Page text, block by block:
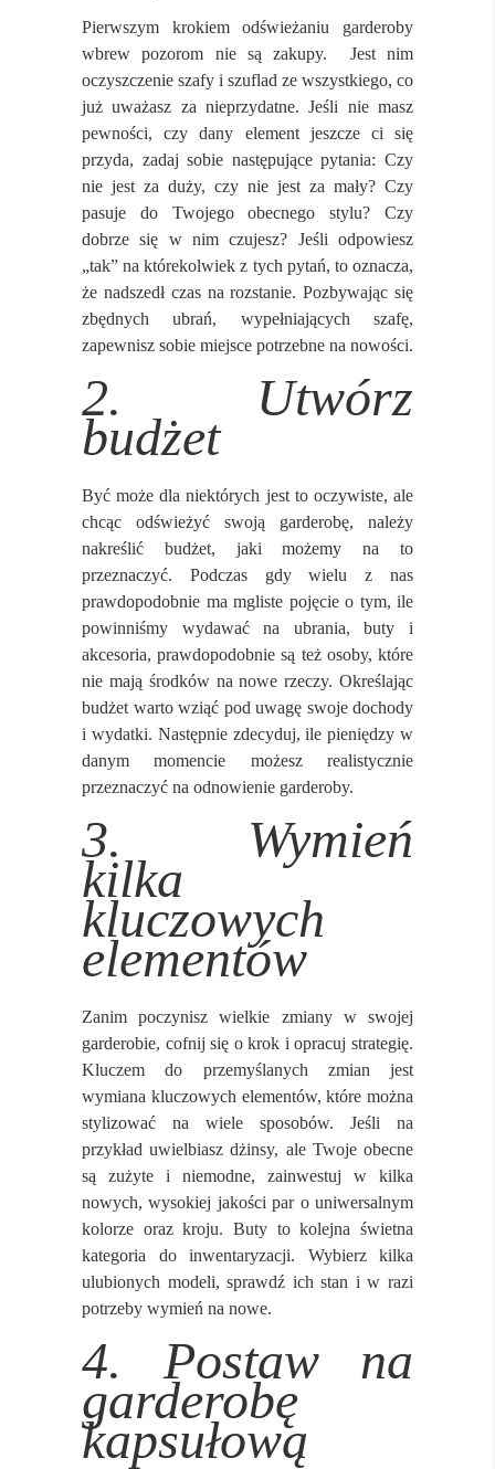
Pierwszym krokiem odświeżaniu garderoby
wbrew pozorom nie są zakupy. Jest nim
oczyszczenie szafy i szuflad ze wszystkiego, co
już uważasz za nieprzydatne. Jeśli nie masz
pewności, czy dany element jeszcze ci się
przyda, zadaj sobie następujące pytania: Czy
nie jest za duży, czy nie jest za mały? Czy
pasuje do Twojego obecnego stylu? Czy
dobrze się w nim czujesz? Jeśli odpowiesz
„tak” na którekolwiek z tych pytań, to oznacza,
że nadszedł czas na rozstanie. Pozbywając się
zbędnych ubrań, wypełniających szafę,
zapewnisz sobie miejsce potrzebne na nowości.
2. Utwórz
budżet
Być może dla niektórych jest to oczywiste, ale
chcąc odświeżyć swoją garderobę, należy
nakreślić budżet, jaki możemy na to
przeznaczyć. Podczas gdy wielu z nas
prawdopodobnie ma mgliste pojęcie o tym, ile
powinniśmy wydawać na ubrania, buty i
akcesoria, prawdopodobnie są też osoby, które
nie mają środków na nowe rzeczy. Określając
budżet warto wziąć pod uwagę swoje dochody
i wydatki. Następnie zdecyduj, ile pieniędzy w
danym momencie możesz realistycznie
przeznaczyć na odnowienie garderoby.
3. Wymień
kilka
kluczowych
elementów
Zanim poczynisz wielkie zmiany w swojej
garderobie, cofnij się o krok i opracuj strategię.
Kluczem do przemyślanych zmian jest
wymiana kluczowych elementów, które można
stylizować na wiele sposobów. Jeśli na
przykład uwielbiasz dżinsy, ale Twoje obecne
są zużyte i niemodne, zainwestuj w kilka
nowych, wysokiej jakości par o uniwersalnym
kolorze oraz kroju. Buty to kolejna świetna
kategoria do inwentaryzacji. Wybierz kilka
ulubionych modeli, sprawdź ich stan i w razi
potrzeby wymień na nowe.
4. Postaw na
garderobę
kapsułową